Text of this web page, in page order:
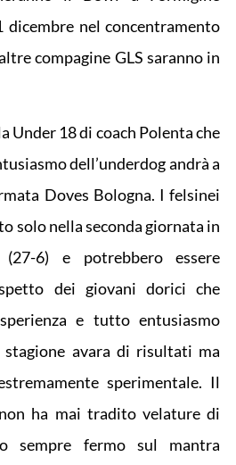
dicembre nel concentramento
compagine GLS saranno in
Under 18 di coach Polenta che
dell’underdog andrà a
Doves Bologna. I felsinei
solo nella seconda giornata in
6) e potrebbero essere
dei giovani dorici che
e tutto entusiasmo
avara di risultati ma
sperimentale. Il
ha mai tradito velature di
sempre fermo sul mantra